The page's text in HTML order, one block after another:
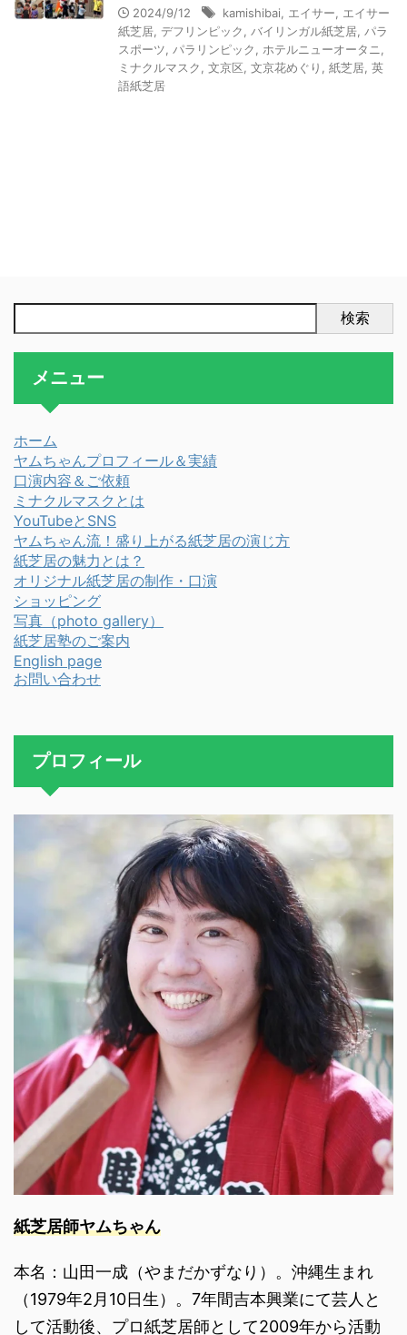
2024/9/12 kamishibai エイサー
エイサー
紙芝居 デフリンピック バイリンガル紙芝居 パラ
スポーツ
パラリンピック ホテルニューオータニ
ミナクルマスク
文京区 文京花めぐり 紙芝居 英
語紙芝居
検索
メニュー
ホーム
ヤムちゃんプロフィール＆実績
口演内容＆ご依頼
ミナクルマスクとは
YouTubeとSNS
ヤムちゃん流！盛り上がる紙芝居の演じ方
紙芝居の魅力とは？
オリジナル紙芝居の制作・口演
ショッピング
写真（photo gallery）
紙芝居塾のご案内
English page
お問い合わせ
プロフィール
紙芝居師ヤムちゃん
本名：山田一成（やまだかずなり）。沖縄生まれ
（1979年2月10日生）。7年間吉本興業にて芸人と
して活動後、プロ紙芝居師として2009年から活動